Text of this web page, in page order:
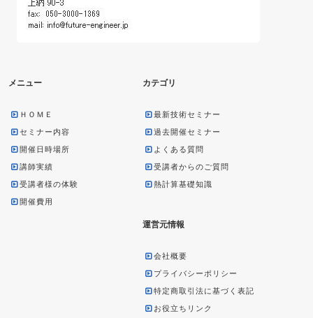
メニュー
ＨＯＭＥ
セミナー内容
開催日時場所
講師実績
受講者様の体験
開催費用
カテゴリ
最新技術セミナー
過去開催セミナー
よくある質問
受講者からのご質問
熱計算基礎知識
運営元情報
会社概要
プライバシーポリシー
特定商取引法に基づく表記
お役立ちリンク